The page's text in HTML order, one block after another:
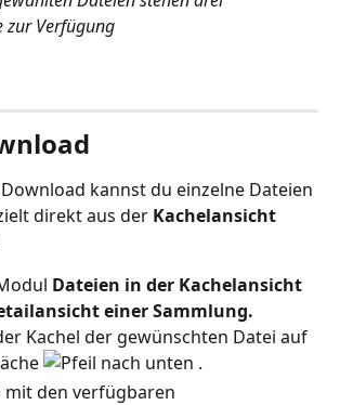
Verfügung
kannst du einzelne Dateien
direkt aus der Kachelansicht
Dateien in der Kachelansicht
einer Sammlung.
Kachel der gewünschten Datei auf
.
mit den verfügbaren